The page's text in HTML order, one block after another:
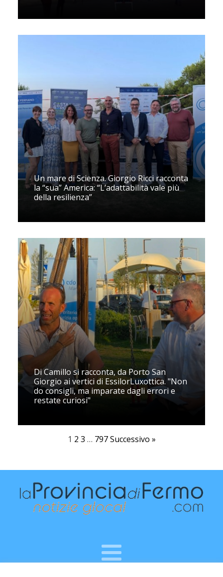
Un mare di Scienza. Giorgio Ricci racconta
la “sua” America: “L’adattabilità vale più
della resilienza”
Di Camillo si racconta, da Porto San
Giorgio ai vertici di EssilorLuxottica. "Non
do consigli, ma imparate dagli errori e
restate curiosi"
1 2 3 … 797 Successivo »